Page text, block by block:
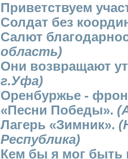
Приветствуем
Солдат без
Салют
область)
Они возвращают
г.Уфа)
Оренбуржье -
«Песни Победы».
Лагерь «Зимник».
Республика)
Кем бы я мог быть